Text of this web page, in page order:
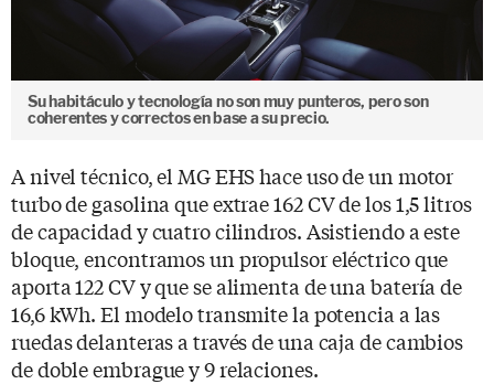
Su habitáculo y tecnología no son muy punteros, pero son
coherentes y correctos en base a su precio.
A nivel técnico, el MG EHS hace uso de un motor
turbo de gasolina que extrae 162 CV de los 1,5 litros
de capacidad y cuatro cilindros. Asistiendo a este
bloque, encontramos un propulsor eléctrico que
aporta 122 CV y que se alimenta de una batería de
16,6 kWh. El modelo transmite la potencia a las
ruedas delanteras a través de una caja de cambios
de doble embrague y 9 relaciones.